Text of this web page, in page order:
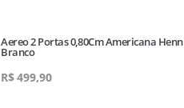
Aereo 2 Portas 0,80Cm Americana Henn
Branco
R$499,90